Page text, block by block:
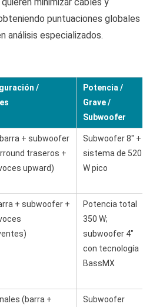
puntuaciones globales
análisis especializados.
/
Potencia /
Grave /
Subwoofer
+ subwoofer
traseros +
upward)
Subwoofer 8″ +
sistema de 520
W pico
+ subwoofer +
Potencia total
350 W;
subwoofer 4″
con tecnología
BassMX
(barra +
Subwoofer